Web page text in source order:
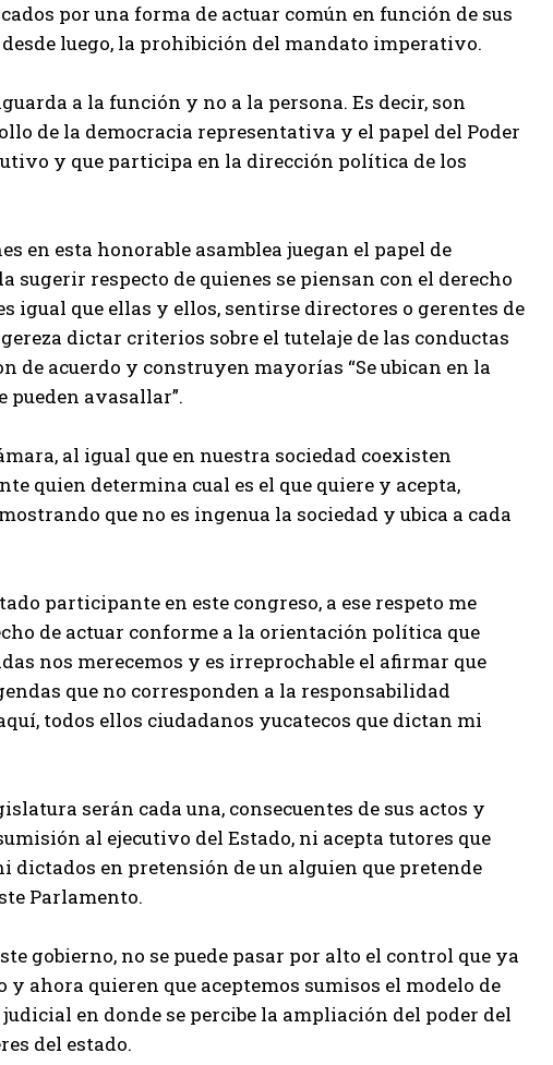
por una forma de actuar común en función de sus
luego, la prohibición del mandato imperativo.
a la función y no a la persona. Es decir, son
de la democracia representativa y el papel del Poder
y que participa en la dirección política de los
en esta honorable asamblea juegan el papel de
sugerir respecto de quienes se piensan con el derecho
que ellas y ellos, sentirse directores o gerentes de
dictar criterios sobre el tutelaje de las conductas
de acuerdo y construyen mayorías “Se ubican en la
avasallar”.
al igual que en nuestra sociedad coexisten
quien determina cual es el que quiere y acepta,
que no es ingenua la sociedad y ubica a cada
participante en este congreso, a ese respeto me
de actuar conforme a la orientación política que
nos merecemos y es irreprochable el afirmar que
que no corresponden a la responsabilidad
todos ellos ciudadanos yucatecos que dictan mi
serán cada una, consecuentes de sus actos y
al ejecutivo del Estado, ni acepta tutores que
en pretensión de un alguien que pretende
Parlamento.
gobierno, no se puede pasar por alto el control que ya
ahora quieren que aceptemos sumisos el modelo de
en donde se percibe la ampliación del poder del
del estado.